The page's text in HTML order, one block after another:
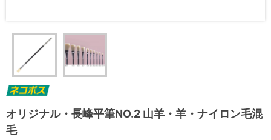
オリジナル・長峰平筆NO.2 山羊・羊・ナイロン毛混
毛